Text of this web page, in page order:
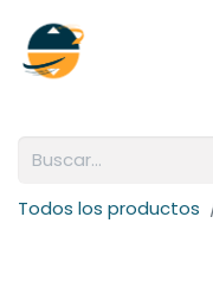
Todos los productos